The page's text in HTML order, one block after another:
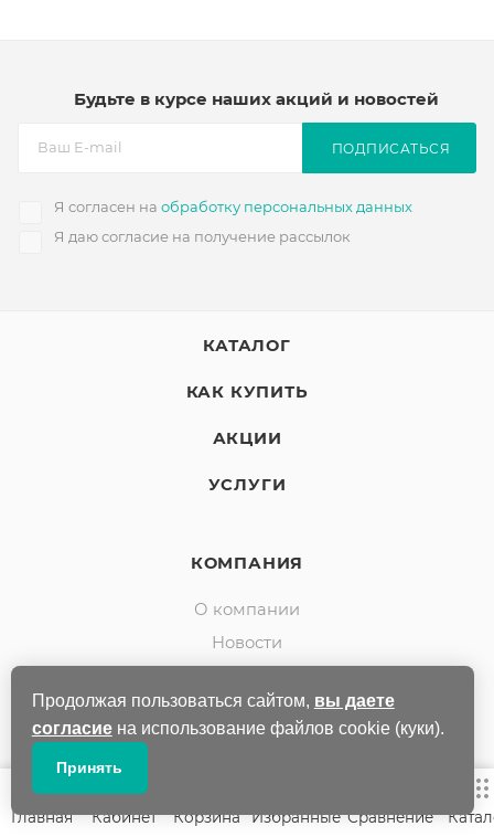
Будьте в курсе наших акций и новостей
Я согласен на обработку персональных данных
Я даю согласие на получение рассылок
ПОДПИСАТЬСЯ
КАТАЛОГ
КАК КУПИТЬ
АКЦИИ
УСЛУГИ
КОМПАНИЯ
О компании
Новости
Команда
Отзывы
Продолжая пользоваться сайтом, вы даете
согласиена использование файлов cookie (куки).
Принять
Главная Кабинет Корзина Избранные Сравнение